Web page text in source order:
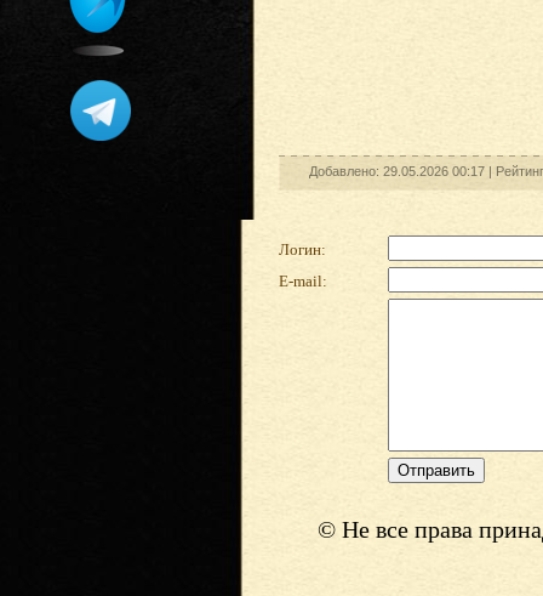
Добавлено: 29.05.2026 00:17 |
Логин:
E-mail:
© Не все права